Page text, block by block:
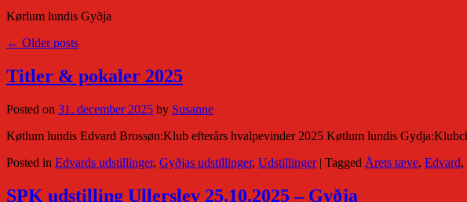
Kørlum lundis Gyðja
← Older posts
Titler & pokaler 2025
Posted on 31. december 2025 by Susanne
Køtlum lundis Edvard Brossøn:Klub efterårs hvalpevinder 2025 Køtlum lundis
Posted in Edvards udstillinger, Gyðjas udstillinger, Udstillinger | Tagged Årets tæve, Edvard,
SPK udstilling Ullerslev 25.10.2025 – Gyðja